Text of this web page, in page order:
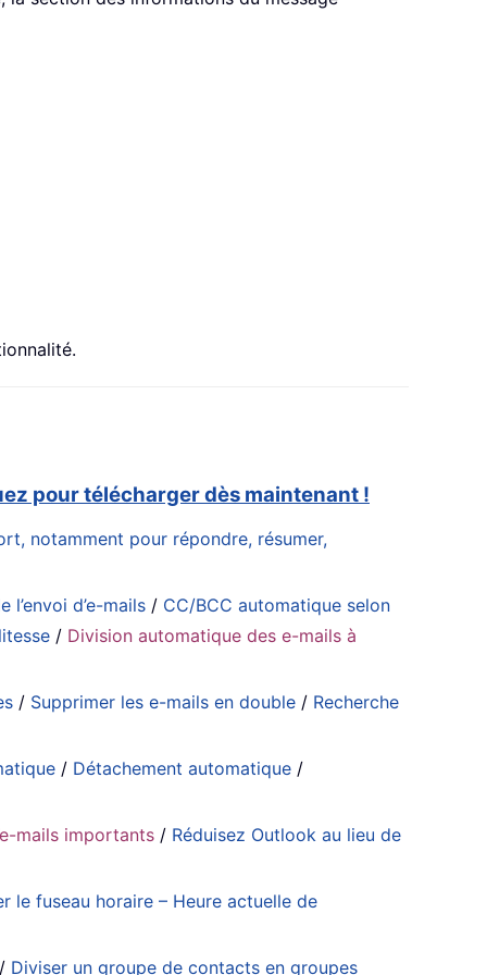
pour télécharger dès maintenant !
notamment pour répondre, résumer,
l’envoi d’e-mails / CC/BCC automatique selon
/ Division automatique des e-mails à
/ Supprimer les e-mails en double / Recherche
/ Détachement automatique /
mails importants / Réduisez Outlook au lieu de
le fuseau horaire – Heure actuelle de
/ Diviser un groupe de contacts en groupes